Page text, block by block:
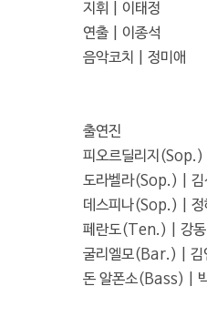
지휘 | 이태정
연출 | 이종석
음악코치 | 정미애
출연진
피오르딜리지(Sop.)
도라벨라(Sop.) | 김
데스피나(Sop.) | 정
페란도(Ten.) | 강동
굴리엘모(Bar.) | 김
돈 알폰소(Bass) |